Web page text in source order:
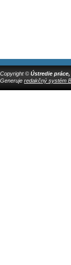
Copyright © Ústredie
Generuje redakčný systém